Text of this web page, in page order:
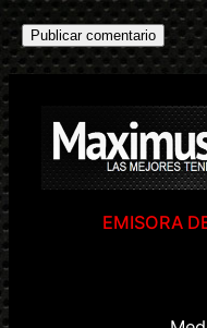
EMISORA